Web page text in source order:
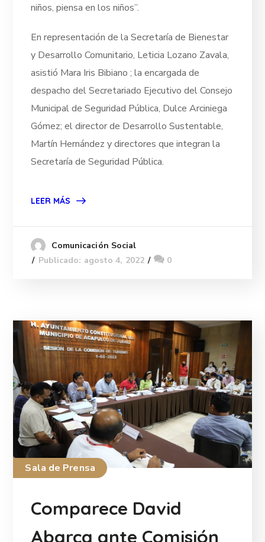
niños, piensa en los niños”.
En representación de la Secretaría de Bienestar
y Desarrollo Comunitario, Leticia Lozano Zavala,
asistió Mara Iris Bibiano ; la encargada de
despacho del Secretariado Ejecutivo del Consejo
Municipal de Seguridad Pública, Dulce Arciniega
Gómez; el director de Desarrollo Sustentable,
Martín Hernández y directores que integran la
Secretaría de Seguridad Pública.
LEER MÁS
Comunicación Social
Publicado: agosto 4, 2022
0
Sala de Prensa
Comparece David
Abarca ante Comisión